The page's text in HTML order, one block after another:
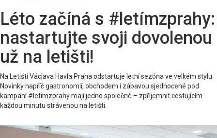
Léto začíná s #letímzprahy:
nastartujte svoji dovolenou
už na letišti!
Na Letišti Václava Havla Praha odstartuje letní sezóna ve velkém stylu.
Novinky napříč gastronomií, obchodem i zábavou sjednocené pod
kampaní #letimzprahy mají jedno společné – zpříjemnit cestujícím
každou minutu strávenou na letišti.